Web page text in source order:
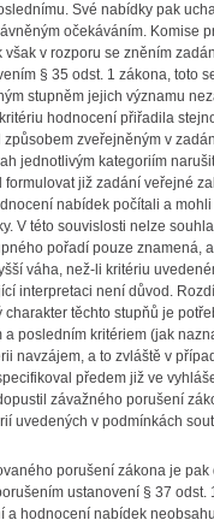
Své nabídky pak
očekáváním. Komise
však v rozporu se zněním
§ 35 odst. 1 zákona, toto
stupněm jejich významu
hodnocení přiřadila
zveřejněným v
jednotlivým kategoriím
formulovat již zadání veřejné
nabídek počítali a
V této souvislosti nelze
pořadí pouze znamená,
váha, než-li kritériu
interpretaci není důvod.
charakter těchto stupňů je
a posledním kritériem (jak
navzájem, a to zvláště v
předem již ve
závažného porušení
uvedených v podmínkách
porušení zákona je pak
ustanovení § 37 odst.
a hodnocení nabídek